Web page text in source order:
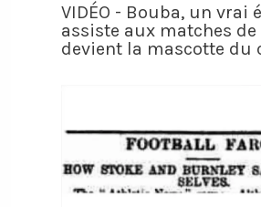
VIDÉO - Bouba, un vrai
assiste aux matches de
devient la mascotte du